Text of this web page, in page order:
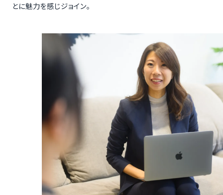
とに魅力を感じジョイン。